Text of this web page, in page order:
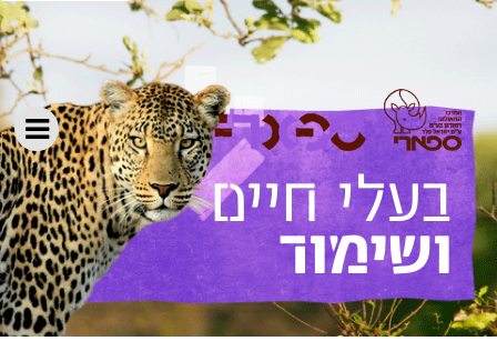
בעלי חיים
ושימור